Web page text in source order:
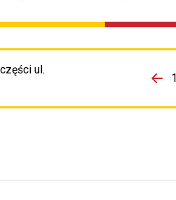
ul.
do porzpedniego komunikatu